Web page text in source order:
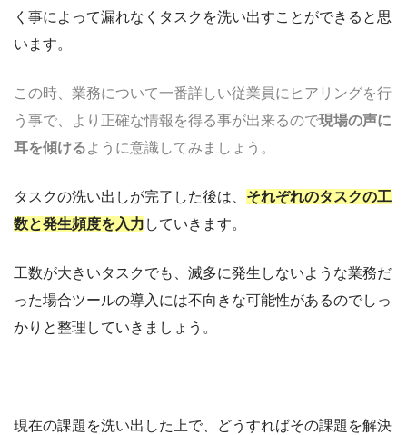
く事によって漏れなくタスクを洗い出すことができると思
います。
この時、業務について一番詳しい従業員にヒアリングを行
う事で、より正確な情報を得る事が出来るので現場の声に
耳を傾けるように意識してみましょう。
タスクの洗い出しが完了した後は、 それぞれのタスクの工
数と発生頻度を入力 していきます。
工数が大きいタスクでも、滅多に発生しないような業務だ
った場合ツールの導入には不向きな可能性があるのでしっ
かりと整理していきましょう。
現在の課題を洗い出した上で、どうすればその課題を解決